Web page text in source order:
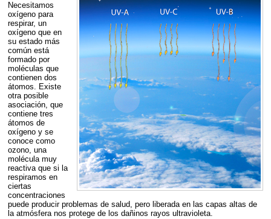
Necesitamos
oxígeno para
respirar, un
oxígeno que en
su estado más
común está
formado por
moléculas que
contienen dos
átomos. Existe
otra posible
asociación, que
contiene tres
átomos de
oxígeno y se
conoce como
ozono, una
molécula muy
reactiva que si la
respiramos en
ciertas
concentraciones
puede producir problemas de salud, pero liberada en las capas altas de
la atmósfera nos protege de los dañinos rayos ultravioleta.